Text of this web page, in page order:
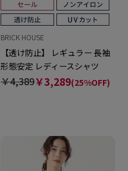
BRICK HOUSE
【透け防止】 レギュラー 長袖
形態安定 レディースシャツ
￥4,389￥3,289(25%OFF)